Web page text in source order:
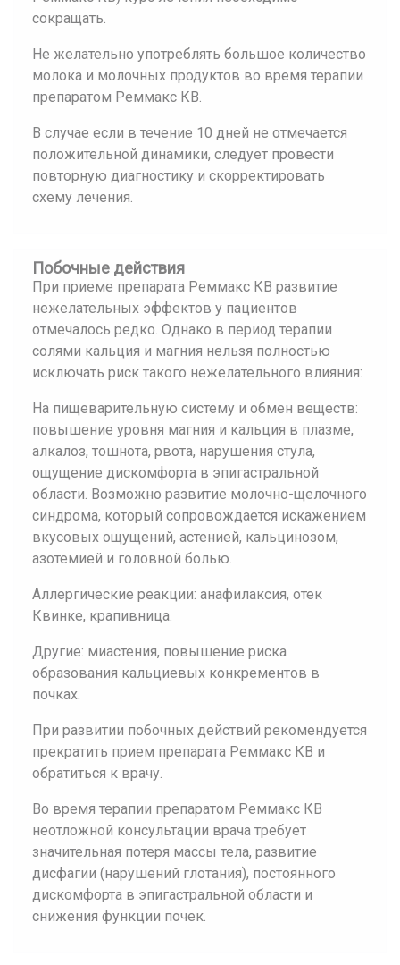
сокращать.
Не желательно употреблять большое количество
молока и молочных продуктов во время терапии
препаратом Реммакс КВ.
В случае если в течение 10 дней не отмечается
положительной динамики, следует провести
повторную диагностику и скорректировать
схему лечения.
Побочные действия
При приеме препарата Реммакс КВ развитие
нежелательных эффектов у пациентов
отмечалось редко. Однако в период терапии
солями кальция и магния нельзя полностью
исключать риск такого нежелательного влияния:
На пищеварительную систему и обмен веществ:
повышение уровня магния и кальция в плазме,
алкалоз, тошнота, рвота, нарушения стула,
ощущение дискомфорта в эпигастральной
области. Возможно развитие молочно-щелочного
синдрома, который сопровождается искажением
вкусовых ощущений, астенией, кальцинозом,
азотемией и головной болью.
Аллергические реакции: анафилаксия, отек
Квинке, крапивница.
Другие: миастения, повышение риска
образования кальциевых конкрементов в
почках.
При развитии побочных действий рекомендуется
прекратить прием препарата Реммакс КВ и
обратиться к врачу.
Во время терапии препаратом Реммакс КВ
неотложной консультации врача требует
значительная потеря массы тела, развитие
дисфагии (нарушений глотания), постоянного
дискомфорта в эпигастральной области и
снижения функции почек.